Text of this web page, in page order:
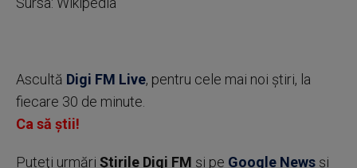
Ascultă Digi FM Live, pentru cele mai noi știri, la
fiecare 30 de minute.
Ca să știi!
Puteţi urmări Știrile Digi FM şi pe Google News şi